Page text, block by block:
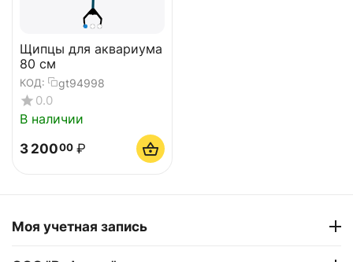
Щипцы для аквариума
80 см
КОД: gt94998
0.0
В наличии
3 20000 ₽
Моя учетная запись